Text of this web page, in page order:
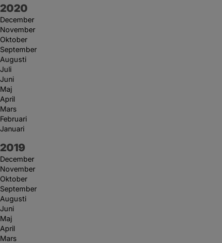
År:
2020
December
November
Oktober
September
Augusti
Juli
Juni
Maj
April
Mars
Februari
Januari
År:
2019
December
November
Oktober
September
Augusti
Juni
Maj
April
Mars